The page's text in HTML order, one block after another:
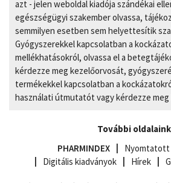
azt - jelen weboldal kiadója szándékai
egészségügyi szakember olvassa,
semmilyen esetben sem helyettesítik
Gyógyszerekkel kapcsolatban a
mellékhatásokról, olvassa el a
kérdezze meg kezelőorvosát,
termékekkel kapcsolatban a
használati útmutatót vagy kérdezze
További
PHARMINDEX
Nyomtatott
Digitális kiadványok
Hírek